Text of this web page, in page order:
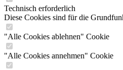
Technisch erforderlich
Diese Cookies sind für die
"Alle Cookies ablehnen" Cookie
"Alle Cookies annehmen" Cookie